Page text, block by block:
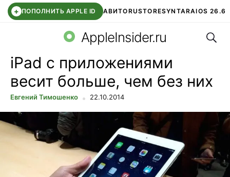
+ ПОПОЛНИТЬ APPLE ID АВИТОRUSTORESYNTARAIOS 26.6
СБЕР КИДС ЧАТ ROBLOXВТБ ОНЛАЙН
AppleInsider.ru
iPad с приложениями
весит больше, чем без них
Евгений Тимошенко 22.10.2014